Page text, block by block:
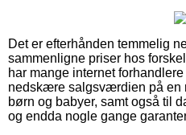
Det er efterhånden temmelig
sammenligne priser hos
har mange internet
nedskære salgsværdien på en
børn og babyer, samt også til
og endda nogle gange